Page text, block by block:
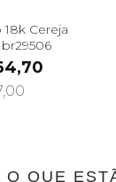
Cereja
O QUE